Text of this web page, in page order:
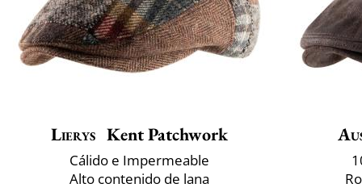
Lierys Kent Patchwork
Cálido e Impermeable
Alto contenido de lana